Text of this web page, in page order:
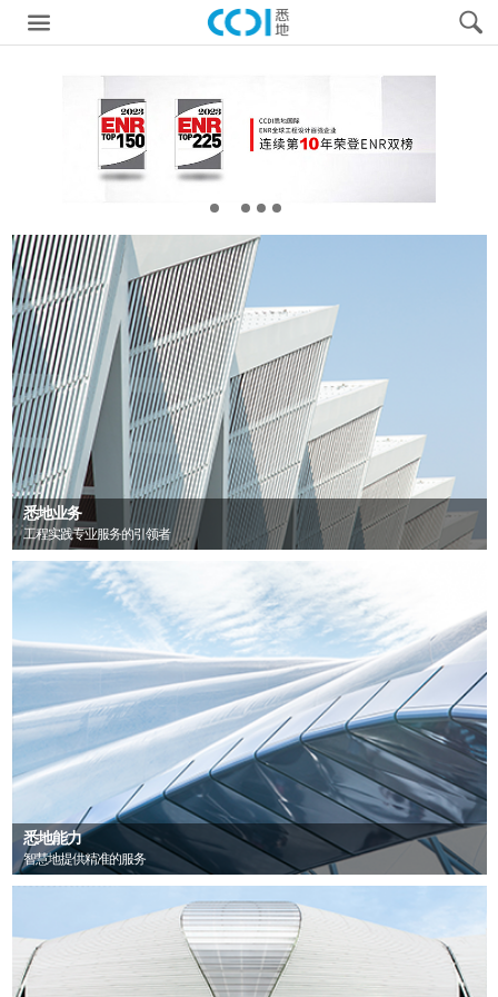
悉地业务
工程实践专业服务的引领者
悉地能力
智慧地提供精准的服务